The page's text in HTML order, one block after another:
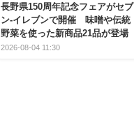
長野県150周年記念フェアがセブ
ン-イレブンで開催 味噌や伝統
野菜を使った新商品21品が登場
2026-08-04 11:30